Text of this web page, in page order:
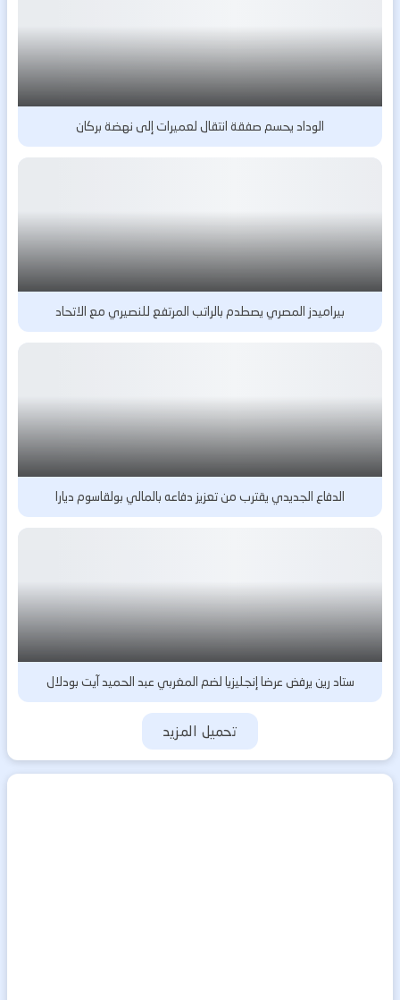
الوداد يحسم صفقة انتقال لعميرات إلى نهضة بركان
بيراميدز المصري يصطدم بالراتب المرتفع للنصيري مع الاتحاد
الدفاع الجديدي يقترب من تعزيز دفاعه بالمالي بولقاسوم ديارا
ستاد رين يرفض عرضا إنجليزيا لضم المغربي عبد الحميد آيت بودلال
تحميل المزيد